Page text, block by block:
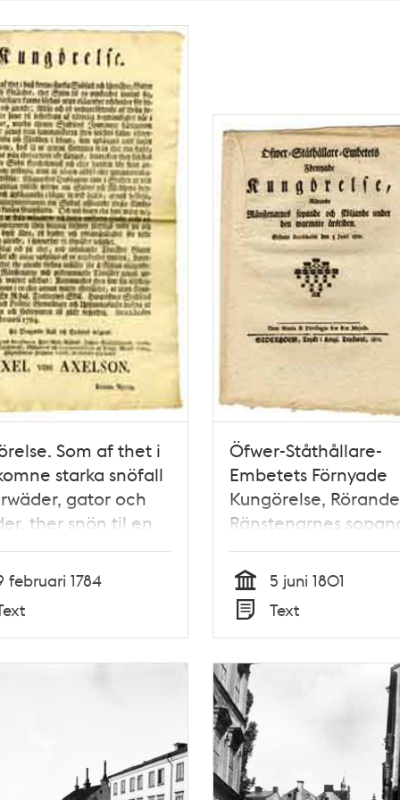
Som af thet i
starka snöfall
gator och
ther snön til en
samlat sig ...
then 9
februari 1784
Öfwer-Ståthållare-
Embetets Förnyade
Kungörelse, Rörande
Ränstenarnes
och sköljande
warmare årstiden.
Stockholm den 5
1801.
Tid
5 juni 1801
Typ
Text